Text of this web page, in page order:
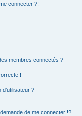
connecter ?!
membres connectés ?
!
?
de me connecter !?